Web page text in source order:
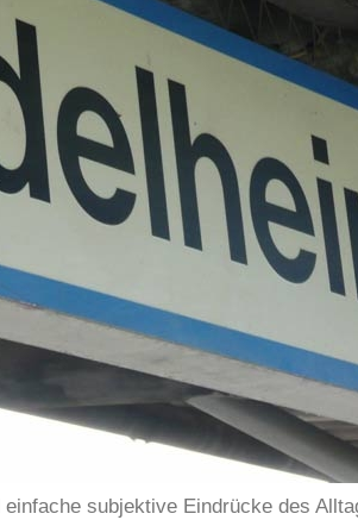
subjektive Eindrücke des